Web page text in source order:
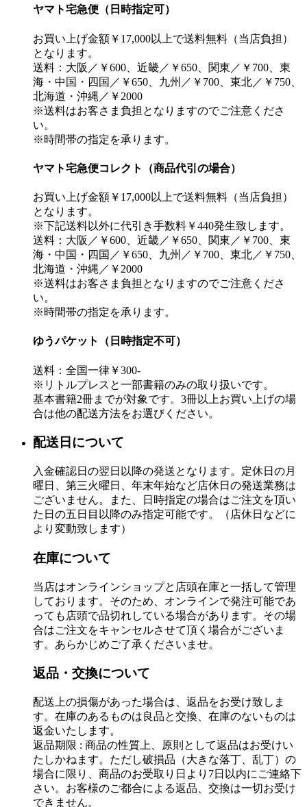
ヤマト宅急便（日時指定可）
お買い上げ金額￥17,000以上で送料無料（当店負担）
となります。
送料：大阪／￥600、近畿／￥650、関東／￥700、東
海・中国・四国／￥650、九州／￥700、東北／￥750、
北海道・沖縄／￥2000
※送料はお客さま負担となりますのでご注意くださ
い。
※時間帯の指定を承ります。
ヤマト宅急便コレクト（商品代引の場合）
お買い上げ金額￥17,000以上で送料無料（当店負担）
となります。
※下記送料以外に代引き手数料￥440発生致します。
送料：大阪／￥600、近畿／￥650、関東／￥700、東
海・中国・四国／￥650、九州／￥700、東北／￥750、
北海道・沖縄／￥2000
※送料はお客さま負担となりますのでご注意くださ
い。
※時間帯の指定を承ります。
ゆうパケット（日時指定不可）
送料：全国一律￥300-
※リトルプレスと一部書籍のみの取り扱いです。
基本書籍2冊までが対象です。3冊以上お買い上げの場
合は他の配送方法をお選びください。
配送日について
入金確認日の翌日以降の発送となります。定休日の月
曜日、第三火曜日、年末年始など店休日の発送業務は
ございません。また、日時指定の場合はご注文を頂い
た日の五日目以降のみ指定可能です。（店休日などに
より変動致します）
在庫について
当店はオンラインショップと店頭在庫と一括して管理
しております。そのため、オンラインで発注可能であ
っても店頭で品切れしている場合があります。その場
合はご注文をキャンセルさせて頂く場合がございま
す。あらかじめご了承くださいませ。
返品・交換について
配送上の損傷があった場合は、返品をお受け致しま
す。在庫のあるものは良品と交換、在庫のないものは
返金いたします。
返品期限 : 商品の性質上、原則として返品はお受けい
たしかねます。ただし破損品（大きな落丁、乱丁）の
場合に限り、商品のお受取り日より7日以内にご連絡下
さい。お客様のご都合による返品、交換は一切お受け
できません。